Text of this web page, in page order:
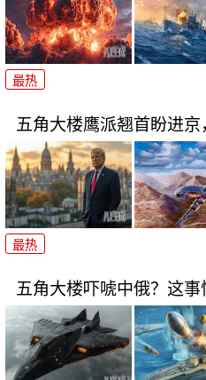
最热
五角大楼鹰派翘首盼进
最热
五角大楼吓唬中俄？这